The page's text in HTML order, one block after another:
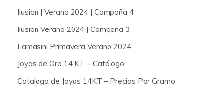
Ilusion | Verano 2024 | Campaña 4
Ilusion Verano 2024 | Campaña 3
Lamasini Primavera Verano 2024
Joyas de Oro 14 KT – Catálogo
Catalogo de Joyas 14KT – Precios Por Gramo